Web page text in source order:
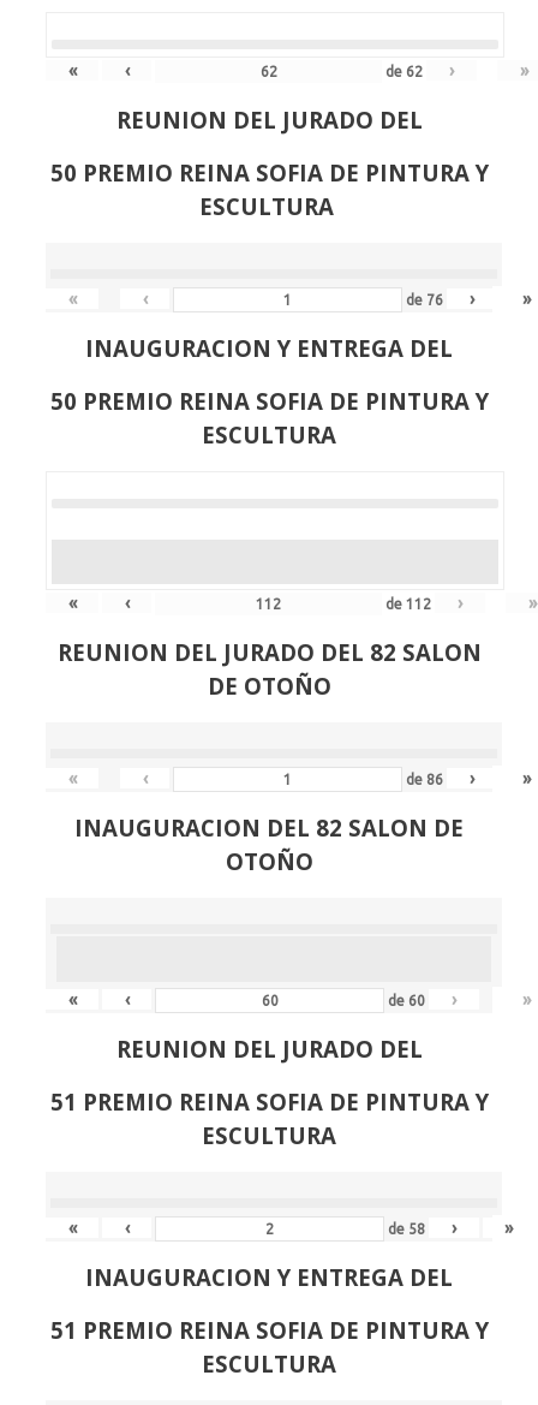
« ‹ de 62 › »
REUNION DEL JURADO DEL
50 PREMIO REINA SOFIA DE PINTURA Y
ESCULTURA
« ‹ de 76 › »
INAUGURACION Y ENTREGA DEL
50 PREMIO REINA SOFIA DE PINTURA Y
ESCULTURA
« ‹ de112 › »
REUNION DEL JURADO DEL 82 SALON
DE OTOÑO
« ‹ de 86 › »
INAUGURACION DEL 82 SALON DE
OTOÑO
« ‹ de 60 › »
REUNION DEL JURADO DEL
51 PREMIO REINA SOFIA DE PINTURA Y
ESCULTURA
« ‹ de 58 › »
INAUGURACION Y ENTREGA DEL
51 PREMIO REINA SOFIA DE PINTURA Y
ESCULTURA